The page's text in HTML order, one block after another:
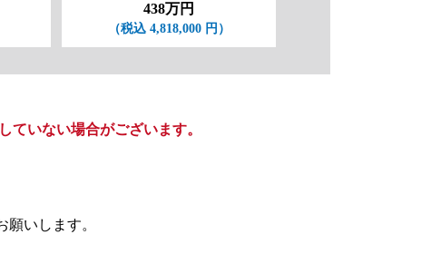
438万円
（税込 4,818,000 円）
ていない場合がございます。
願いします。